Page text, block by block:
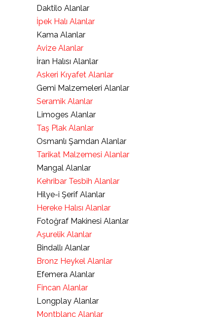
Daktilo Alanlar
İpek Halı Alanlar
Kama Alanlar
Avize Alanlar
İran Halısı Alanlar
Askeri Kıyafet Alanlar
Gemi Malzemeleri Alanlar
Seramik Alanlar
Limoges Alanlar
Taş Plak Alanlar
Osmanlı Şamdan Alanlar
Tarikat Malzemesi Alanlar
Mangal Alanlar
Kehribar Tesbih Alanlar
Hilye-i Şerif Alanlar
Hereke Halısı Alanlar
Fotoğraf Makinesi Alanlar
Aşurelik Alanlar
Bindallı Alanlar
Bronz Heykel Alanlar
Efemera Alanlar
Fincan Alanlar
Longplay Alanlar
Montblanc Alanlar